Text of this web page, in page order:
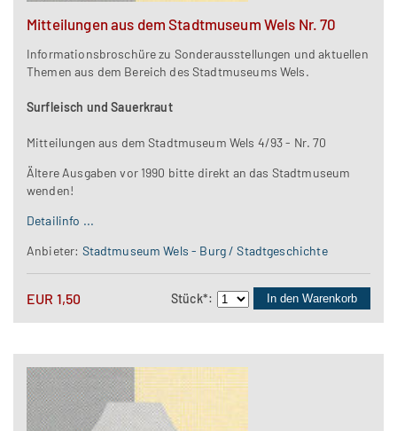
Mitteilungen aus dem Stadtmuseum Wels Nr. 70
Informationsbroschüre zu Sonderausstellungen und aktuellen
Themen aus dem Bereich des Stadtmuseums Wels.
Surfleisch und Sauerkraut
Mitteilungen aus dem Stadtmuseum Wels 4/93 - Nr. 70
Ältere Ausgaben vor 1990 bitte direkt an das Stadtmuseum
wenden!
Detailinfo ...
Anbieter: Stadtmuseum Wels - Burg / Stadtgeschichte
EUR 1,50 Stück*: In den Warenkorb